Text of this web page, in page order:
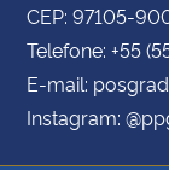
CEP: 97105-
Telefone: +55
E-mail:
Instagram: